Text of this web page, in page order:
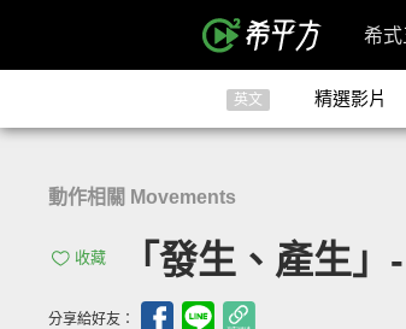
希式
英文 精選影片
動作相關 Movements
收藏 「發生、產生
分享給好友：